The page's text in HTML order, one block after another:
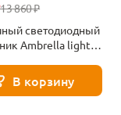
13 860 ₽
светодиодный
Ambrella light
В корзину